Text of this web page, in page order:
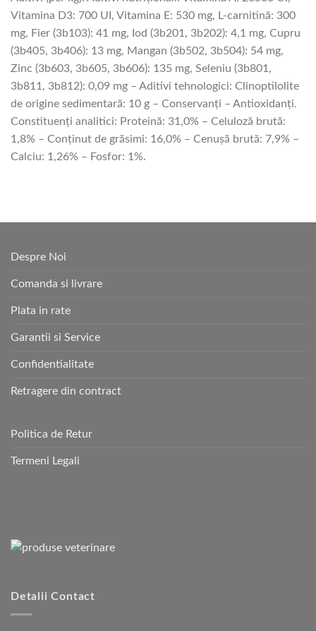
Vitamina D3: 700 UI, Vitamina E: 530 mg, L-carnitină: 300
mg, Fier (3b103): 41 mg, Iod (3b201, 3b202): 4,1 mg, Cupru
(3b405, 3b406): 13 mg, Mangan (3b502, 3b504): 54 mg,
Zinc (3b603, 3b605, 3b606): 135 mg, Seleniu (3b801,
3b811, 3b812): 0,09 mg – Aditivi tehnologici: Clinoptilolite
de origine sedimentară: 10 g – Conservanţi – Antioxidanţi.
Constituenţi analitici: Proteină: 31,0% – Celuloză brută:
1,8% – Conţinut de grăsimi: 16,0% – Cenuşă brută: 7,9% –
Calciu: 1,26% – Fosfor: 1%.
Despre Noi
Comanda si livrare
Plata in rate
Garantii si Service
Confidentialitate
Retragere din contract
Politica de Retur
Termeni Legali
Detalii Contact